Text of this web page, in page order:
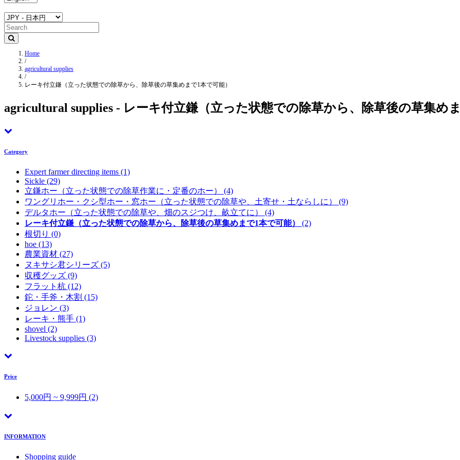
Home
/
agricultural supplies
/
レーキ付立鎌（立った状態での除草から、除草後の草集めまで1本で可能）
agricultural supplies - レーキ付立鎌（立った状態での除草から、除草後の草集めま
Category
Expert farmer directing items (1)
Sickle (29)
立鎌ホー（立った状態での除草作業に・定番のホー） (4)
ワングリホー・クシ型ホー・窓ホー（立った状態での除草や、土寄せ・土ならしに） (9)
デルタホー（立った状態での除草や、畑のスジつけ、畝立てに） (4)
レーキ付立鎌（立った状態での除草から、除草後の草集めまで1本で可能）
(2)
根切り (0)
hoe (13)
農業資材 (27)
ヌキサシ君シリーズ (5)
収穫グッズ (9)
フラット杭 (12)
鉈・手斧・木割 (15)
ジョレン (3)
レーキ・熊手 (1)
shovel (2)
Livestock supplies (3)
Price
5,000円 ~ 9,999円 (2)
INFORMATION
Shopping guide